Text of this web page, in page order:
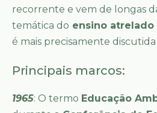
recorrente e vem de longas
temática do ensino
é mais precisamente
Principais marcos:
1965: O termo Educação